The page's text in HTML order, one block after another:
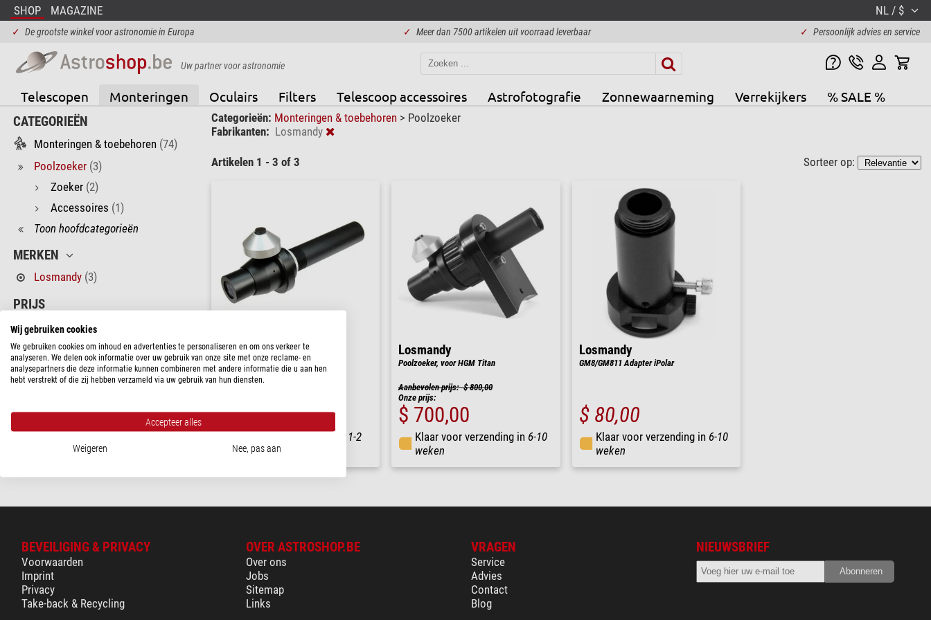
SHOP MAGAZINE NL / $
✓ De grootste winkel voor astronomie in Europa ✓ Meer dan 7500 artikelen uit voorraad leverbaar ✓ Persoonlijk advies en service
Uw partner voor astronomie
Telescopen Monteringen Oculairs Filters Telescoop accessoires Astrofotografie Zonnewaarneming Verrekijkers % SALE %
CATEGORIEËN
Monteringen & toebehoren (74)
Poolzoeker (3)
Zoeker (2)
Accessoires (1)
Toon hoofdcategorieën
MERKEN
Losmandy (3)
PRIJS
60 - 120 $(1)
350 - 580 $(1)
580 - 1.150 $(1)
korte termijn(3)
Categorieën: Monteringen & toebehoren > Poolzoeker
Fabrikanten: Losmandy
Artikelen 1 - 3 of 3 Sorteer op:
Losmandy
Poolzoeker, voor GM8-, G9- en G11-
monteringen
$ 497,00
Klaar voor verzending in
1-2
weken
Losmandy
Poolzoeker, voor HGM Titan
Aanbevolen prijs: $ 800,00
Onze prijs:
$ 700,00
Klaar voor verzending in 6-10
weken
Losmandy
GM8/GM811 Adapter iPolar
$ 80,00
Klaar voor verzending in 6-10
weken
BEVEILIGING & PRIVACY
Voorwaarden
Imprint
Privacy
Take-back & Recycling
OVER ASTROSHOP.BE
Over ons
Jobs
Sitemap
Links
VRAGEN
Service
Advies
Contact
Blog
NIEUWSBRIEF
Wij gebruiken cookies
We gebruiken cookies om inhoud en advertenties te personaliseren en om ons verkeer te
analyseren. We delen ook informatie over uw gebruik van onze site met onze reclame- en
analysepartners die deze informatie kunnen combineren met andere informatie die u aan hen
hebt verstrekt of die zij hebben verzameld via uw gebruik van hun diensten.
Accepteer alles
Weigeren Nee, pas aan